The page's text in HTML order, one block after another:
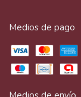
Medios de pago